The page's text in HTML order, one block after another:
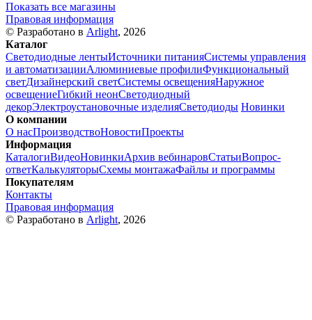
Показать все магазины
Правовая информация
© Разработано в Arlight, 2026
Каталог
Светодиодные лентыИсточники питанияСистемы управления
и автоматизацииАлюминиевые профилиФункциональный
светДизайнерский светСистемы освещенияНаружное
освещениеГибкий неонСветодиодный
декорЭлектроустановочные изделияСветодиоды Новинки
О компании
О насПроизводствоНовостиПроекты
Информация
КаталогиВидеоНовинкиАрхив вебинаровСтатьиВопрос-
ответКалькуляторыСхемы монтажаФайлы и программы
Покупателям
Контакты
Правовая информация
© Разработано в Arlight, 2026